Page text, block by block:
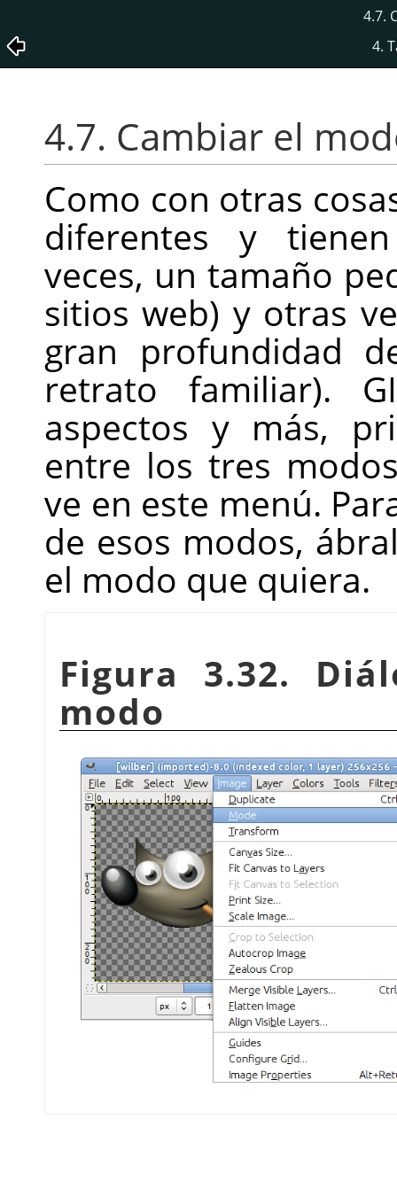
4.7.
4.
4.7. Cambiar el
Como con otras
diferentes y
veces, un tamaño
sitios web) y otras
gran profundidad
retrato familiar).
aspectos y más,
entre los tres
ve en este menú.
de esos modos,
el modo que quiera.
Figura 3.32.
modo